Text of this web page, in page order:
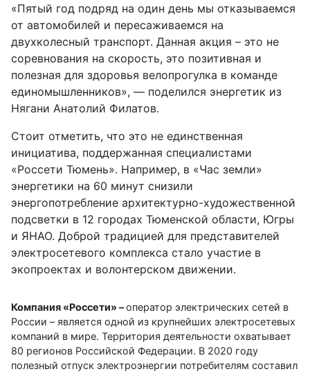
«Пятый год подряд на один день мы отказываемся
от автомобилей и пересаживаемся на
двухколесный транспорт. Данная акция – это не
соревнования на скорость, это позитивная и
полезная для здоровья велопрогулка в команде
единомышленников», — поделился энергетик из
Нягани Анатолий Филатов.
Стоит отметить, что это не единственная
инициатива, поддержанная специалистами
«Россети Тюмень». Например, в «Час земли»
энергетики на 60 минут снизили
энергопотребление архитектурно-художественной
подсветки в 12 городах Тюменской области, Югры
и ЯНАО. Доброй традицией для представителей
электросетевого комплекса стало участие в
экопроектах и волонтерском движении.
Компания «Россети» –оператор электрических сетей в
России – является одной из крупнейших электросетевых
компаний в мире. Территория деятельности охватывает
80 регионов Российской Федерации. В 2020 году
полезный отпуск электроэнергии потребителям составил